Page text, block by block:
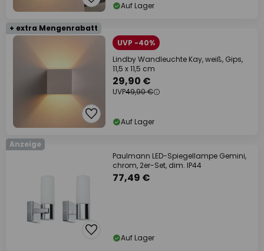
Auf Lager
+ extra Mengenrabatt
UVP -40%
Lindby Wandleuchte Kay, weiß, Gips,
11,5 x 11,5 cm
29,90 €
UVP49,90 €
Auf Lager
Anzeige
Paulmann LED-Spiegellampe Gemini,
chrom, 2er-Set, dim. IP44
77,49 €
Auf Lager